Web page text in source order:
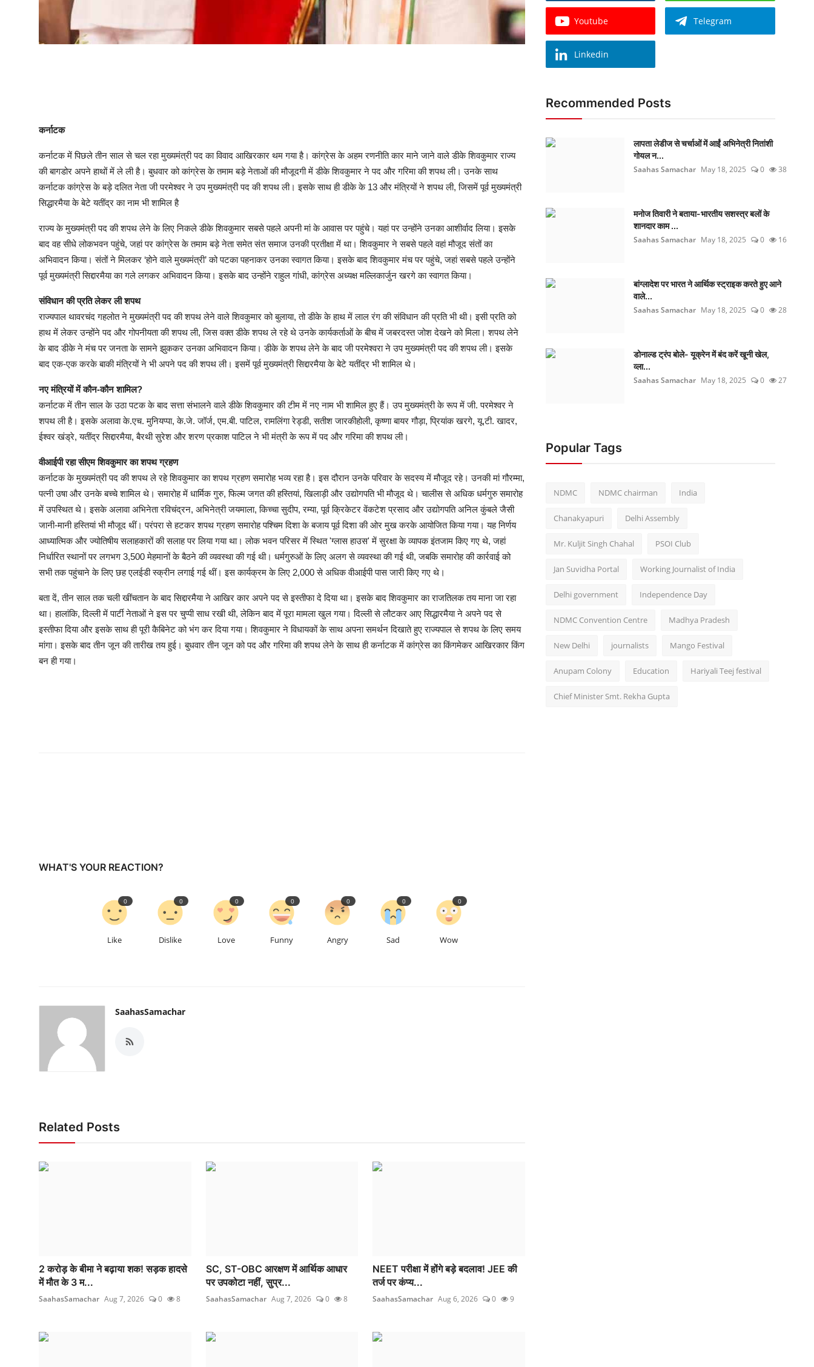
कर्नाटक
कर्नाटक में पिछले तीन साल से चल रहा मुख्यमंत्री पद का विवाद आखिरकार थम गया है। कांग्रेस के अहम रणनीति कार माने जाने वाले डीके शिवकुमार राज्य
की बागडोर अपने हाथों में ले ली है। बुधवार को कांग्रेस के तमाम बड़े नेताओं की मौजूदगी में डीके शिवकुमार ने पद और गरिमा की शपथ ली। उनके साथ
कर्नाटक कांग्रेस के बड़े दलित नेता जी परमेश्वर ने उप मुख्यमंत्री पद की शपथ ली। इसके साथ ही डीके के 13 और मंत्रियों ने शपथ ली, जिसमें पूर्व मुख्यमंत्री
सिद्धारमैया के बेटे यतींद्र का नाम भी शामिल है
राज्य के मुख्यमंत्री पद की शपथ लेने के लिए निकले डीके शिवकुमार सबसे पहले अपनी मां के आवास पर पहुंचे। यहां पर उन्होंने उनका आशीर्वाद लिया। इसके
बाद वह सीधे लोकभवन पहुंचे, जहां पर कांग्रेस के तमाम बड़े नेता समेत संत समाज उनकी प्रतीक्षा में था। शिवकुमार ने सबसे पहले वहां मौजूद संतों का
अभिवादन किया। संतों ने मिलकर ‘होने वाले मुख्यमंत्री’ को पटका पहनाकर उनका स्वागत किया। इसके बाद शिवकुमार मंच पर पहुंचे, जहां सबसे पहले उन्होंने
पूर्व मुख्यमंत्री सिद्दारमैया का गले लगकर अभिवादन किया। इसके बाद उन्होंने राहुल गांधी, कांग्रेस अध्यक्ष मल्लिकार्जुन खरगे का स्वागत किया।
संविधान की प्रति लेकर ली शपथ
राज्यपाल थावरचंद गहलोत ने मुख्यमंत्री पद की शपथ लेने वाले शिवकुमार को बुलाया, तो डीके के हाथ में लाल रंग की संविधान की प्रति भी थी। इसी प्रति को
हाथ में लेकर उन्होंने पद और गोपनीयता की शपथ ली, जिस वक्त डीके शपथ ले रहे थे उनके कार्यकर्ताओं के बीच में जबरदस्त जोश देखने को मिला। शपथ लेने
के बाद डीके ने मंच पर जनता के सामने झुककर उनका अभिवादन किया। डीके के शपथ लेने के बाद जी परमेश्वरा ने उप मुख्यमंत्री पद की शपथ ली। इसके
बाद एक-एक करके बाकी मंत्रियों ने भी अपने पद की शपथ ली। इसमें पूर्व मुख्यमंत्री सिद्दारमैया के बेटे यतींद्र भी शामिल थे।
नए मंत्रियों में कौन-कौन शामिल?
कर्नाटक में तीन साल के उठा पटक के बाद सत्ता संभालने वाले डीके शिवकुमार की टीम में नए नाम भी शामिल हुए हैं। उप मुख्यमंत्री के रूप में जी. परमेश्वर ने
शपथ ली है। इसके अलावा के.एच. मुनियप्पा, के.जे. जॉर्ज, एम.बी. पाटिल, रामलिंगा रेड्डी, सतीश जारकीहोली, कृष्णा बायर गौड़ा, प्रियांक खरगे, यू.टी. खादर,
ईश्वर खंड्रे, यतींद्र सिद्दारमैया, बैरथी सुरेश और शरण प्रकाश पाटिल ने भी मंत्री के रूप में पद और गरिमा की शपथ ली।
वीआईपी रहा सीएम शिवकुमार का शपथ ग्रहण
कर्नाटक के मुख्यमंत्री पद की शपथ ले रहे शिवकुमार का शपथ ग्रहण समारोह भव्य रहा है। इस दौरान उनके परिवार के सदस्य में मौजूद रहे। उनकी मां गौरम्मा,
पत्नी उषा और उनके बच्चे शामिल थे। समारोह में धार्मिक गुरु, फिल्म जगत की हस्तियां, खिलाड़ी और उद्योगपति भी मौजूद थे। चालीस से अधिक धर्मगुरु समारोह
में उपस्थित थे। इसके अलावा अभिनेता रविचंद्रन, अभिनेत्री जयमाला, किच्चा सुदीप, रम्या, पूर्व क्रिकेटर वेंकटेश प्रसाद और उद्योगपति अनिल कुंबले जैसी
जानी-मानी हस्तियां भी मौजूद थीं। परंपरा से हटकर शपथ ग्रहण समारोह पश्चिम दिशा के बजाय पूर्व दिशा की ओर मुख करके आयोजित किया गया। यह निर्णय
आध्यात्मिक और ज्योतिषीय सलाहकारों की सलाह पर लिया गया था। लोक भवन परिसर में स्थित 'ग्लास हाउस' में सुरक्षा के व्यापक इंतजाम किए गए थे, जहां
निर्धारित स्थानों पर लगभग 3,500 मेहमानों के बैठने की व्यवस्था की गई थी। धर्मगुरुओं के लिए अलग से व्यवस्था की गई थी, जबकि समारोह की कार्रवाई को
सभी तक पहुंचाने के लिए छह एलईडी स्क्रीन लगाई गई थीं। इस कार्यक्रम के लिए 2,000 से अधिक वीआईपी पास जारी किए गए थे।
बता दें, तीन साल तक चली खींचतान के बाद सिद्दारमैया ने आखिर कार अपने पद से इस्तीफा दे दिया था। इसके बाद शिवकुमार का राजतिलक तय माना जा रहा
था। हालांकि, दिल्ली में पार्टी नेताओं ने इस पर चुप्पी साध रखी थी, लेकिन बाद में पूरा मामला खुल गया। दिल्ली से लौटकर आए सिद्धारमैया ने अपने पद से
इस्तीफा दिया और इसके साथ ही पूरी कैबिनेट को भंग कर दिया गया। शिवकुमार ने विधायकों के साथ अपना समर्थन दिखाते हुए राज्यपाल से शपथ के लिए समय
मांगा। इसके बाद तीन जून की तारीख तय हुई। बुधवार तीन जून को पद और गरिमा की शपथ लेने के साथ ही कर्नाटक में कांग्रेस का किंगमेकर आखिरकार किंग
बन ही गया।
WHAT'S YOUR REACTION?
Like
0
Dislike
0
Love
0
Funny
0
Angry
0
Sad
0
Wow
0
SaahasSamachar
Related Posts
2 करोड़ के बीमा ने बढ़ाया शक! सड़क हादसे
में मौत के 3 म...
SaahasSamachar Aug 7, 2026 0 8
SC, ST-OBC आरक्षण में आर्थिक आधार
पर उपकोटा नहीं, सुप्र...
SaahasSamachar Aug 7, 2026 0 8
NEET परीक्षा में होंगे बड़े बदलाव! JEE की
तर्ज पर कंप्य...
SaahasSamachar Aug 6, 2026 0 9
Youtube Telegram
Linkedin
Recommended Posts
लापता लेडीज से चर्चाओं में आईं अभिनेत्री नितांशी
गोयल न...
Saahas Samachar May 18, 2025 0 38
मनोज तिवारी ने बताया-भारतीय सशस्त्र बलों के
शानदार काम ...
Saahas Samachar May 18, 2025 0 16
बांग्लादेश पर भारत ने आर्थिक स्ट्राइक करते हुए आने
वाले...
Saahas Samachar May 18, 2025 0 28
डोनाल्ड ट्रंप बोले- यूक्रेन में बंद करें खूनी खेल,
व्ला...
Saahas Samachar May 18, 2025 0 27
Popular Tags
NDMC NDMC chairman India
Chanakyapuri Delhi Assembly
Mr. Kuljit Singh Chahal PSOI Club
Jan Suvidha Portal Working Journalist of India
Delhi government Independence Day
NDMC Convention Centre Madhya Pradesh
New Delhi journalists Mango Festival
Anupam Colony Education Hariyali Teej festival
Chief Minister Smt. Rekha Gupta